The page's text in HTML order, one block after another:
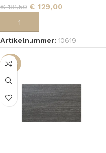
€181,50 € 129,00
Artikelnummer: 10619
-34%